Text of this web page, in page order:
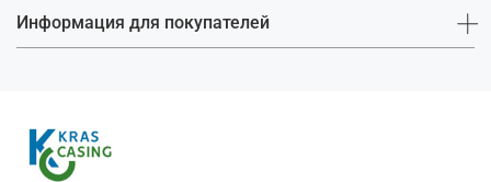
Информация для покупателей